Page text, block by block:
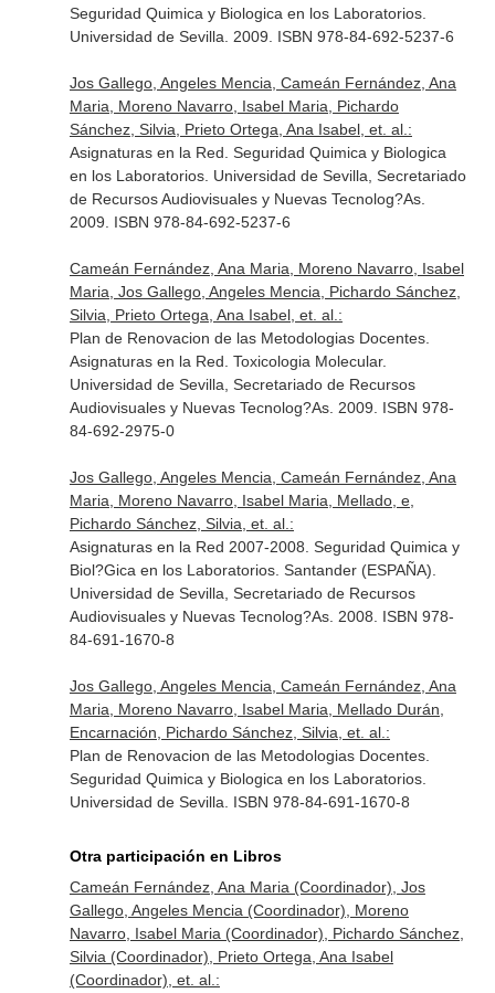
Seguridad Quimica y Biologica en los Laboratorios.
Universidad de Sevilla. 2009. ISBN 978-84-692-5237-6
Jos Gallego, Angeles Mencia, Cameán Fernández, Ana
Maria, Moreno Navarro, Isabel Maria, Pichardo
Sánchez, Silvia, Prieto Ortega, Ana Isabel, et. al.:
Asignaturas en la Red. Seguridad Quimica y Biologica
en los Laboratorios. Universidad de Sevilla, Secretariado
de Recursos Audiovisuales y Nuevas Tecnolog?As.
2009. ISBN 978-84-692-5237-6
Cameán Fernández, Ana Maria, Moreno Navarro, Isabel
Maria, Jos Gallego, Angeles Mencia, Pichardo Sánchez,
Silvia, Prieto Ortega, Ana Isabel, et. al.:
Plan de Renovacion de las Metodologias Docentes.
Asignaturas en la Red. Toxicologia Molecular.
Universidad de Sevilla, Secretariado de Recursos
Audiovisuales y Nuevas Tecnolog?As. 2009. ISBN 978-
84-692-2975-0
Jos Gallego, Angeles Mencia, Cameán Fernández, Ana
Maria, Moreno Navarro, Isabel Maria, Mellado, e,
Pichardo Sánchez, Silvia, et. al.:
Asignaturas en la Red 2007-2008. Seguridad Quimica y
Biol?Gica en los Laboratorios. Santander (ESPAÑA).
Universidad de Sevilla, Secretariado de Recursos
Audiovisuales y Nuevas Tecnolog?As. 2008. ISBN 978-
84-691-1670-8
Jos Gallego, Angeles Mencia, Cameán Fernández, Ana
Maria, Moreno Navarro, Isabel Maria, Mellado Durán,
Encarnación, Pichardo Sánchez, Silvia, et. al.:
Plan de Renovacion de las Metodologias Docentes.
Seguridad Quimica y Biologica en los Laboratorios.
Universidad de Sevilla. ISBN 978-84-691-1670-8
Otra participación en Libros
Cameán Fernández, Ana Maria (Coordinador), Jos
Gallego, Angeles Mencia (Coordinador), Moreno
Navarro, Isabel Maria (Coordinador), Pichardo Sánchez,
Silvia (Coordinador), Prieto Ortega, Ana Isabel
(Coordinador), et. al.: